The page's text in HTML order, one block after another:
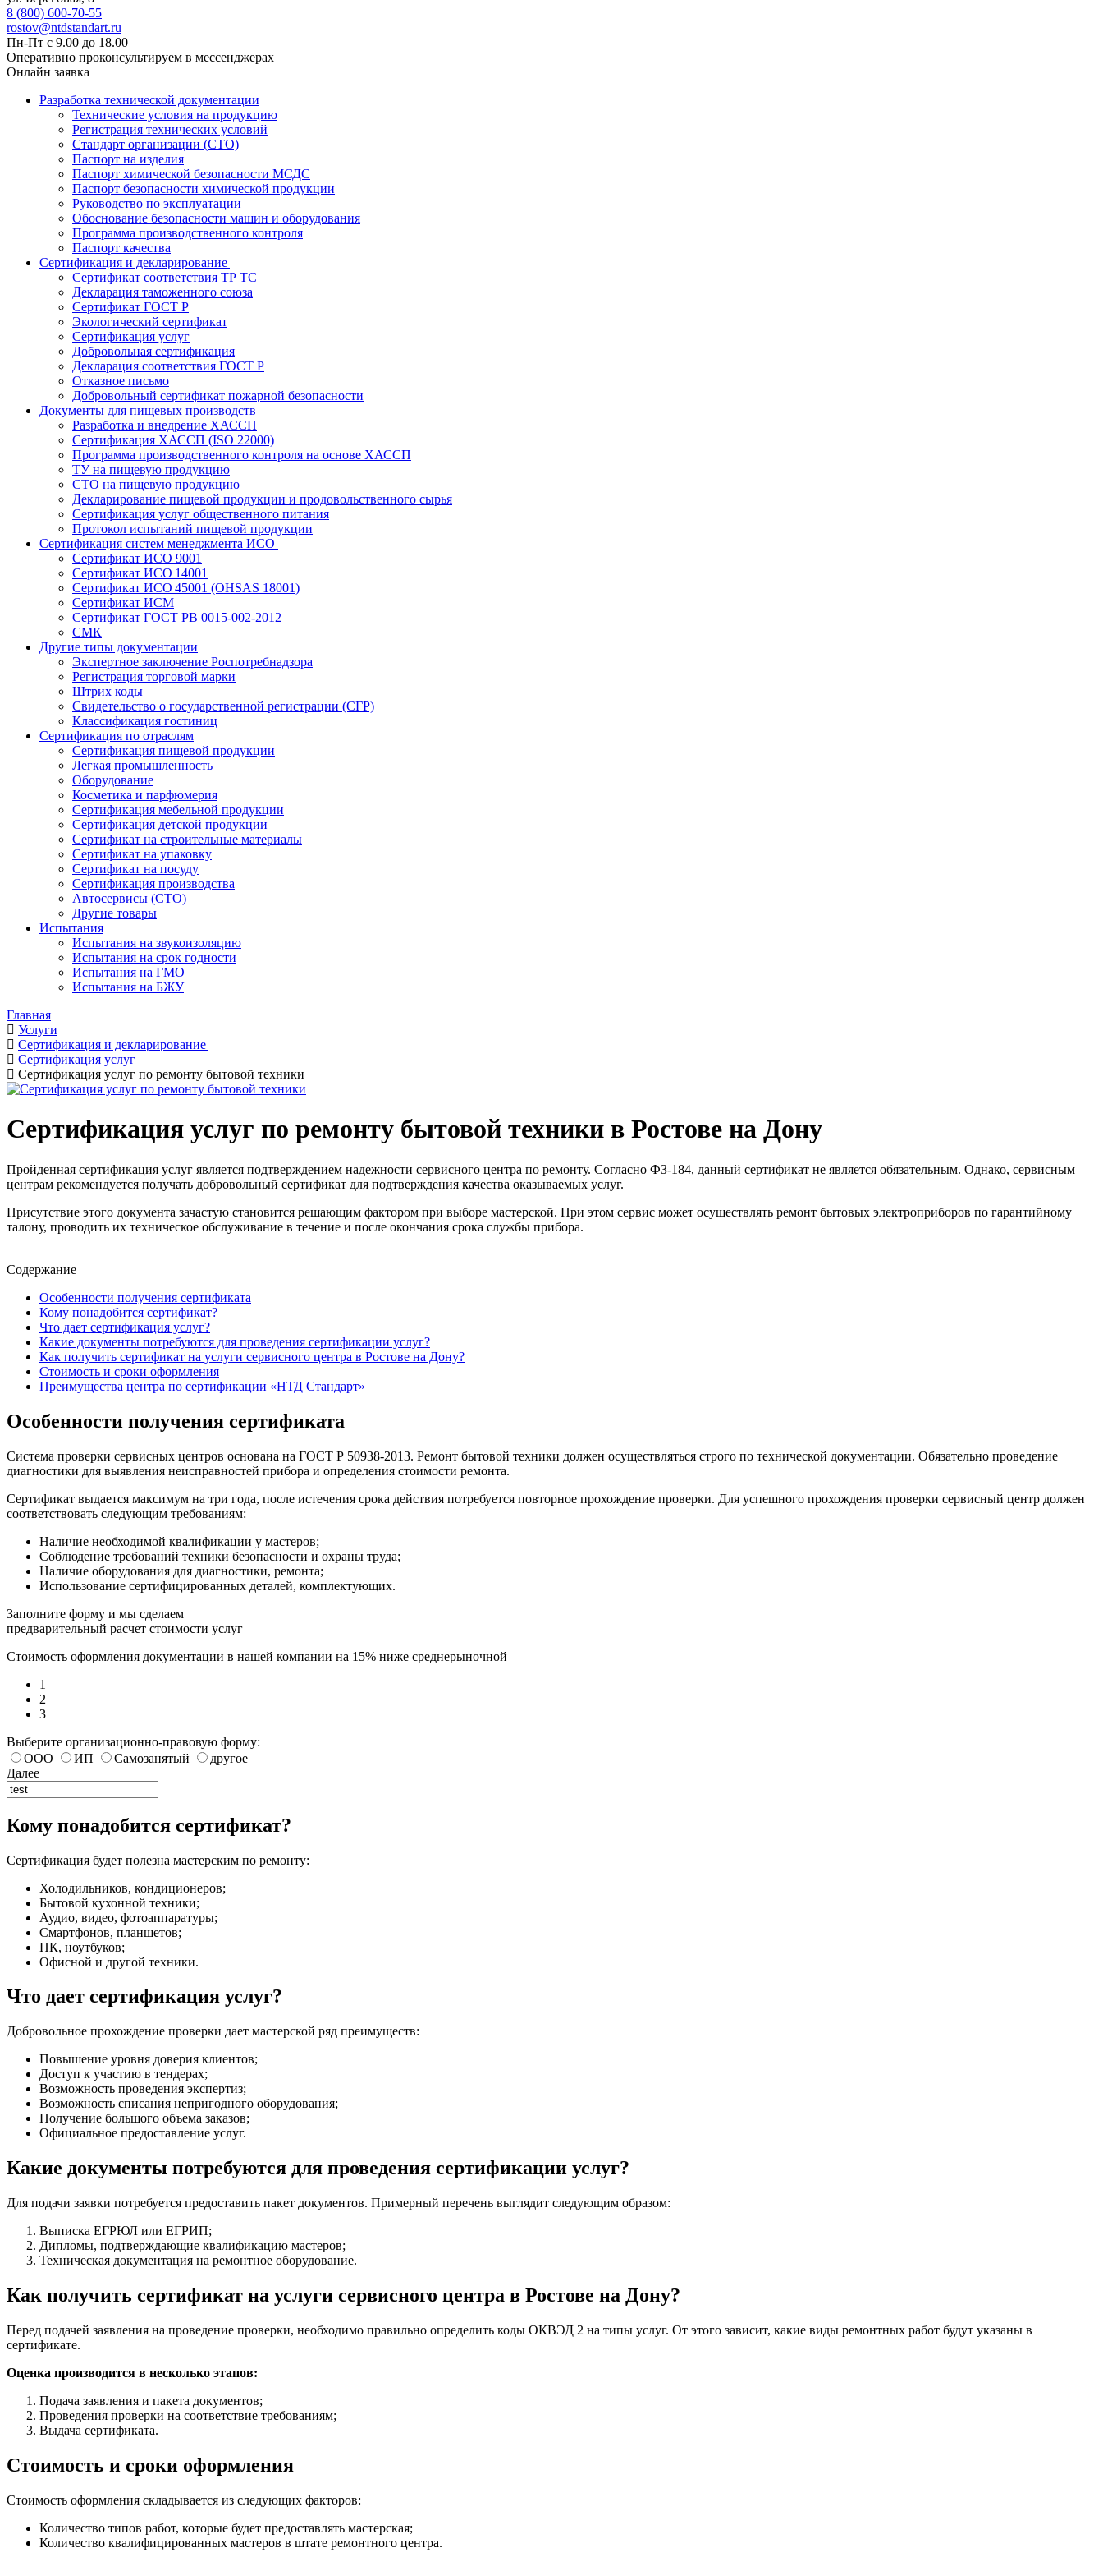
8 (800) 600-70-55
rostov@ntdstandart.ru
Пн-Пт с 9.00 до 18.00
Оперативно проконсультируем в мессенджерах
Онлайн заявка
Разработка технической документации
Технические условия на продукцию
Регистрация технических условий
Стандарт организации (СТО)
Паспорт на изделия
Паспорт химической безопасности МСДС
Паспорт безопасности химической продукции
Руководство по эксплуатации
Обоснование безопасности машин и оборудования
Программа производственного контроля
Паспорт качества
Сертификация и декларирование
Сертификат соответствия ТР ТС
Декларация таможенного союза
Сертификат ГОСТ Р
Экологический сертификат
Сертификация услуг
Добровольная сертификация
Декларация соответствия ГОСТ Р
Отказное письмо
Добровольный сертификат пожарной безопасности
Документы для пищевых производств
Разработка и внедрение ХАССП
Сертификация ХАССП (ISO 22000)
Программа производственного контроля на основе ХАССП
ТУ на пищевую продукцию
СТО на пищевую продукцию
Декларирование пищевой продукции и продовольственного сырья
Сертификация услуг общественного питания
Протокол испытаний пищевой продукции
Сертификация систем менеджмента ИСО
Сертификат ИСО 9001
Сертификат ИСО 14001
Сертификат ИСО 45001 (OHSAS 18001)
Сертификат ИСМ
Сертификат ГОСТ РВ 0015-002-2012
СМК
Другие типы документации
Экспертное заключение Роспотребнадзора
Регистрация торговой марки
Штрих коды
Свидетельство о государственной регистрации (СГР)
Классификация гостиниц
Сертификация по отраслям
Сертификация пищевой продукции
Легкая промышленность
Оборудование
Косметика и парфюмерия
Сертификация мебельной продукции
Сертификация детской продукции
Сертификат на строительные материалы
Сертификат на упаковку
Сертификат на посуду
Сертификация производства
Автосервисы (СТО)
Другие товары
Испытания
Испытания на звукоизоляцию
Испытания на срок годности
Испытания на ГМО
Испытания на БЖУ
Главная
Услуги
Сертификация и декларирование
Сертификация услуг
Сертификация услуг по ремонту бытовой техники
Сертификация услуг по ремонту бытовой техники в Ростове на Дону
Пройденная сертификация услуг является подтверждением надежности сервисного центра по ремонту. Согласно ФЗ-184, данный сертификат не является обязательным. Однако, сервисным
центрам рекомендуется получать добровольный сертификат для подтверждения качества оказываемых услуг.
Присутствие этого документа зачастую становится решающим фактором при выборе мастерской. При этом сервис может осуществлять ремонт бытовых электроприборов по гарантийному
талону, проводить их техническое обслуживание в течение и после окончания срока службы прибора.
Содержание
Особенности получения сертификата
Кому понадобится сертификат?
Что дает сертификация услуг?
Какие документы потребуются для проведения сертификации услуг?
Как получить сертификат на услуги сервисного центра в Ростове на Дону?
Стоимость и сроки оформления
Преимущества центра по сертификации «НТД Стандарт»
Особенности получения сертификата
Система проверки сервисных центров основана на ГОСТ Р 50938-2013. Ремонт бытовой техники должен осуществляться строго по технической документации. Обязательно проведение
диагностики для выявления неисправностей прибора и определения стоимости ремонта.
Сертификат выдается максимум на три года, после истечения срока действия потребуется повторное прохождение проверки. Для успешного прохождения проверки сервисный центр должен
соответствовать следующим требованиям:
Наличие необходимой квалификации у мастеров;
Соблюдение требований техники безопасности и охраны труда;
Наличие оборудования для диагностики, ремонта;
Использование сертифицированных деталей, комплектующих.
Заполните форму и мы сделаем
предварительный расчет стоимости услуг
Стоимость оформления документации в нашей компании на 15% ниже среднерыночной
1
2
3
Выберите организационно-правовую форму:
ООО
ИП Самозанятый
другое
Далее
Кому понадобится сертификат?
Сертификация будет полезна мастерским по ремонту:
Холодильников, кондиционеров;
Бытовой кухонной техники;
Аудио, видео, фотоаппаратуры;
Смартфонов, планшетов;
ПК, ноутбуков;
Офисной и другой техники.
Что дает сертификация услуг?
Добровольное прохождение проверки дает мастерской ряд преимуществ:
Повышение уровня доверия клиентов;
Доступ к участию в тендерах;
Возможность проведения экспертиз;
Возможность списания непригодного оборудования;
Получение большого объема заказов;
Официальное предоставление услуг.
Какие документы потребуются для проведения сертификации услуг?
Для подачи заявки потребуется предоставить пакет документов. Примерный перечень выглядит следующим образом:
Выписка ЕГРЮЛ или ЕГРИП;
Дипломы, подтверждающие квалификацию мастеров;
Техническая документация на ремонтное оборудование.
Как получить сертификат на услуги сервисного центра в Ростове на Дону?
Перед подачей заявления на проведение проверки, необходимо правильно определить коды ОКВЭД 2 на типы услуг. От этого зависит, какие виды ремонтных работ будут указаны в
сертификате.
Оценка производится в несколько этапов:
Подача заявления и пакета документов;
Проведения проверки на соответствие требованиям;
Выдача сертификата.
Стоимость и сроки оформления
Стоимость оформления складывается из следующих факторов:
Количество типов работ, которые будет предоставлять мастерская;
Количество квалифицированных мастеров в штате ремонтного центра.